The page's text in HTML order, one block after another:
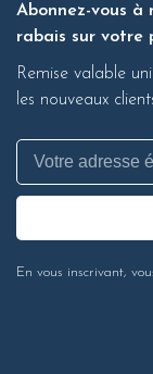
Abonnez-vous
rabais sur votre
Remise valable
les nouveaux
En vous inscrivant,